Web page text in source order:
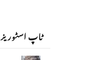
ٹاپ اسٹوریز